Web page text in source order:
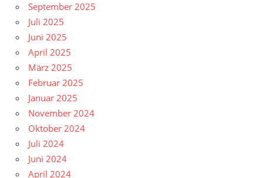
September 2025
Juli 2025
Juni 2025
April 2025
März 2025
Februar 2025
Januar 2025
November 2024
Oktober 2024
Juli 2024
Juni 2024
April 2024